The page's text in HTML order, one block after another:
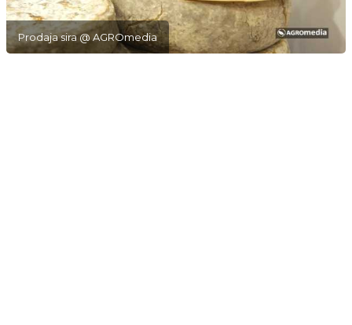
Prodaja sira @ AGROmedia